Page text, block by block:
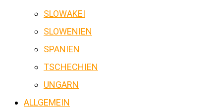
SLOWAKEI
SLOWENIEN
SPANIEN
TSCHECHIEN
UNGARN
ALLGEMEIN